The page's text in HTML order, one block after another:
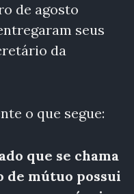
de agosto
seus
da
o que segue:
que se chama
de mútuo possui